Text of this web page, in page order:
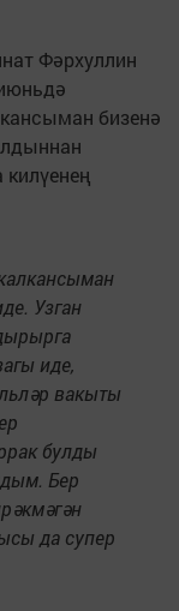
Фәрхуллин
бизенә
Узган
иде,
вакыты
булды
Бер
да супер